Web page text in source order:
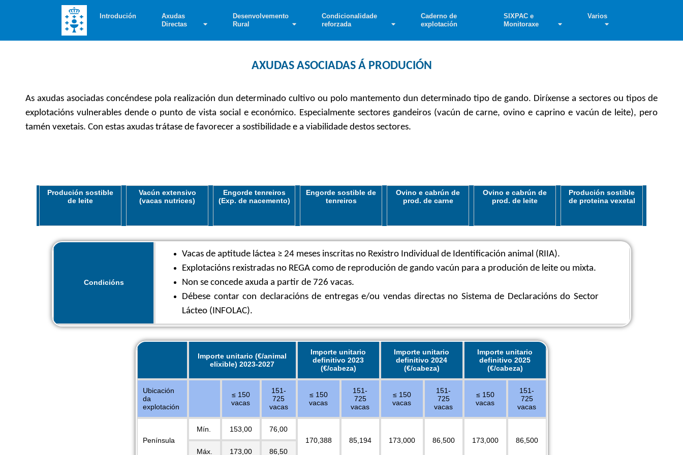
Introdución Axudas
Directas
Desenvolvemento
Rural
Condicionalidade
reforzada
Caderno de
explotación
SIXPAC e
Monitoraxe
Varios
AXUDAS ASOCIADAS Á PRODUCIÓN
As axudas asociadas concéndese pola realización dun determinado cultivo ou polo mantemento dun determinado tipo de gando. Diríxense a sectores ou tipos de
explotacións vulnerables dende o punto de vista social e económico. Especialmente sectores gandeiros (vacún de carne, ovino e caprino e vacún de leite), pero
tamén vexetais. Con estas axudas trátase de favorecer a sostibilidade e a viabilidade destos sectores.
Produción sostible
de leite
Vacún extensivo
(vacas nutrices)
Engorde tenreiros
(Exp. de nacemento)
Engorde sostible de
tenreiros
Ovino e cabrún de
prod. de carne
Ovino e cabrún de
prod. de leite
Produción sostible
de proteina vexetal
Condicións
Vacas de aptitude láctea ≥ 24 meses inscritas no Rexistro Individual de Identificación animal (RIIA).
Explotacións rexistradas no REGA como de reprodución de gando vacún para a produción de leite ou mixta.
Non se concede axuda a partir de 726 vacas.
Débese contar con declaracións de entregas e/ou vendas directas no Sistema de Declaracións do Sector
Lácteo (INFOLAC).
Importe unitario (€/animal
elixible) 2023-2027
Importe unitario
definitivo 2023
(€/cabeza)
Importe unitario
definitivo 2024
(€/cabeza)
Importe unitario
definitivo 2025
(€/cabeza)
Ubicación
da
explotación
≤ 150
vacas
151-
725
vacas
≤ 150
vacas
151-
725
vacas
≤ 150
vacas
151-
725
vacas
≤ 150
vacas
151-
725
vacas
Península
Mín. 153,00
76,00
170,388
85,194 173,000 86,500 173,000
86,500
Máx.
173,00 86,50